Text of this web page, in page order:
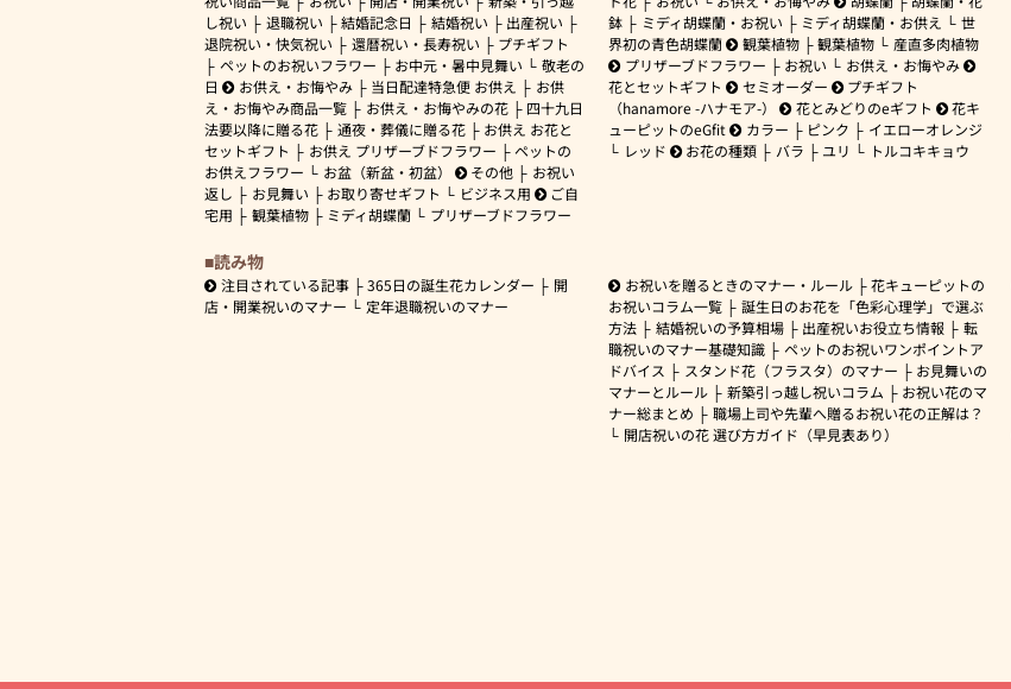
し祝い
退職祝い 結婚記念日 結婚祝い
出産祝い
退院祝い・快気祝い
還暦祝い・長寿祝い
プチギフト
ペットのお祝いフラワー
お中元・暑中見舞い
敬老の
日
お供え・お悔やみ 当日配達特急便 お供え
お供
え・お悔やみ商品一覧
お供え・お悔やみの花
四十九日
法要以降に贈る花
通夜・葬儀に贈る花
お供え お花と
セットギフト
お供え プリザーブドフラワー
ペットの
お供えフラワー
お盆（新盆・初盆） その他
お祝い
返し
お見舞い お取り寄せギフト ビジネス用
ご自
宅用
観葉植物 ミディ胡蝶蘭 プリザーブドフラワー
鉢
ミディ胡蝶蘭・お祝い ミディ胡蝶蘭・お供え
世
界初の青色胡蝶蘭
観葉植物 観葉植物
産直多肉植物
プリザーブドフラワー
お祝い
お供え・お悔やみ
花とセットギフト
セミオーダー
プチギフト
（hanamore -ハナモア-）
花とみどりのeギフト
花キ
ューピットのeGfit
カラー ピンク
イエローオレンジ
レッド
お花の種類 バラ ユリ トルコキキョウ
読み物
注目されている記事 365日の誕生花カレンダー
開
店・開業祝いのマナー
定年退職祝いのマナー
お祝いを贈るときのマナー・ルール
花キューピットの
お祝いコラム一覧
誕生日のお花を「色彩心理学」で選ぶ
方法
結婚祝いの予算相場 出産祝いお役立ち情報
転
職祝いのマナー基礎知識
ペットのお祝いワンポイントア
ドバイス
スタンド花（フラスタ）のマナー
お見舞いの
マナーとルール
新築引っ越し祝いコラム
お祝い花のマ
ナー総まとめ
職場上司や先輩へ贈るお祝い花の正解は？
開店祝いの花 選び方ガイド（早見表あり）